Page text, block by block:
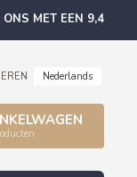
MET EEN 9,4
Nederlands